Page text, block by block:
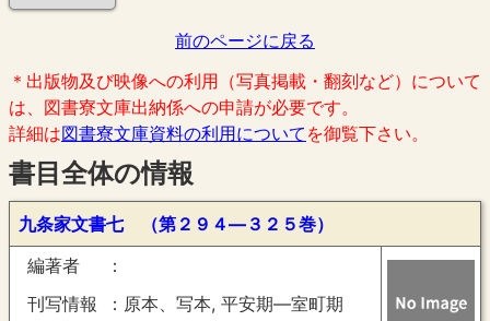
前のページに戻る
＊出版物及び映像への利用（写真掲載・翻刻など）について
は、図書寮文庫出納係への申請が必要です。
詳細は図書寮文庫資料の利用について を御覧下さい。
書目全体の情報
九条家文書七 （第２９４―３２５巻）
編著者
刊写情報
原本、写本, 平安期―室町期